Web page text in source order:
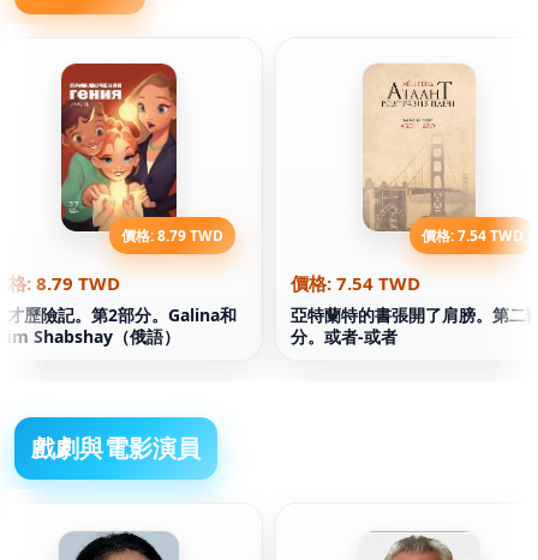
價格: 8.79 TWD
格: 8.79 TWD
才歷險記。第2部分。Galina和
Shabshay（俄語）
價格: 7.54 TWD
價格: 7.54 TWD
亞特蘭特的書張開了肩膀。第二
分。或者-或者
戲劇與電影演員